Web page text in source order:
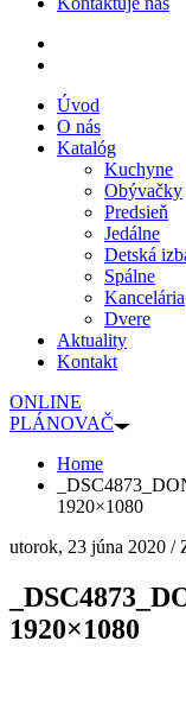
Úvod
O nás
Katalóg
Kuchyne
Obývačky
Predsieň
Jedálne
Detská
Spálne
Kancelária
Dvere
Aktuality
Kontakt
ONLINE
PLÁNOVAČ
Home
1920×1080
utorok, 23 júna 2020 /
1920×1080